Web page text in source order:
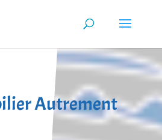
Autrement